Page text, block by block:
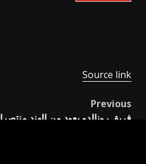
Source link
Post
Previous
فريق رونالدو يعود من الهند منتصرا